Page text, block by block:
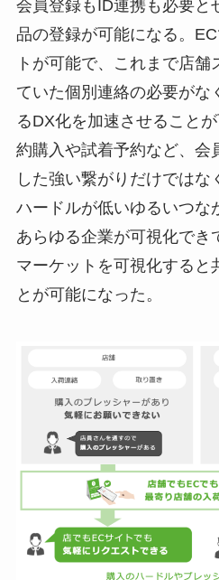
会員登録もID連携も必要と
品の登録が可能になる。
トが可能で、これまで店
ていた個別連絡の必要がな
るDX化を加速させること
約購入や試着予約など、会
した強い繋がりだけではな
ハードルが低いゆるいつな
あらゆる企業が可視化でき
マーケットを可視化すると
とが可能になった。